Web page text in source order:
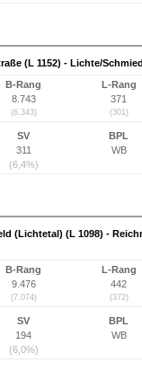
(L 1152) - Lichte/
B-Rang
8.743
(6.343)
L-Rang
371
(301)
SV
311
(6,4%)
BPL
WB
(Lichtetal) (L 1098) -
B-Rang
9.476
(7.074)
L-Rang
442
(372)
SV
194
(6,0%)
BPL
WB